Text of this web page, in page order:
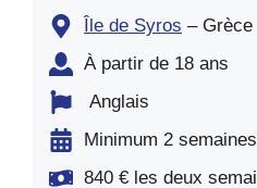
Île de Syros – Grèce
À partir de 18 ans
Anglais
Minimum 2
840 € les deux